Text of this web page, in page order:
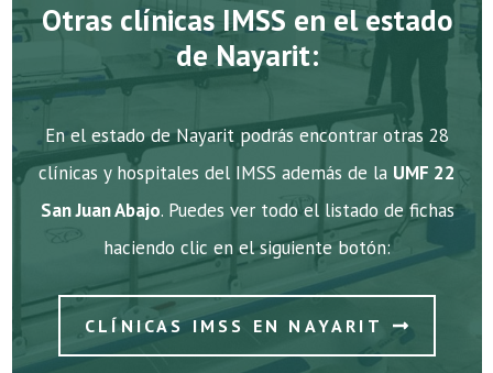
Otras clínicas IMSS en el estado
de Nayarit:
En el estado de Nayarit podrás encontrar otras 28
clínicas y hospitales del IMSS además de la UMF 22
San Juan Abajo. Puedes ver todo el listado de fichas
haciendo clic en el siguiente botón:
CLÍNICAS IMSS EN NAYARIT